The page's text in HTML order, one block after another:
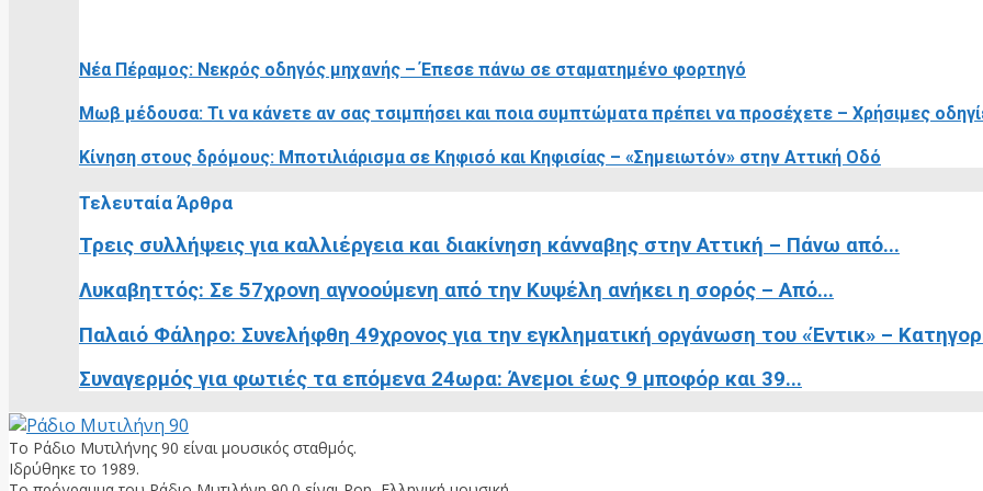
Νέα Πέραμος: Νεκρός οδηγός μηχανής – Έπεσε πάνω σε σταματημένο φορτηγό
Μωβ μέδουσα: Τι να κάνετε αν σας τσιμπήσει και ποια συμπτώματα πρέπει να προσέχετε – Χρήσιμες
Κίνηση στους δρόμους: Μποτιλιάρισμα σε Κηφισό και Κηφισίας – «Σημειωτόν» στην Αττική Οδό
Τελευταία Άρθρα
Τρεις συλλήψεις για καλλιέργεια και διακίνηση κάνναβης στην Αττική – Πάνω από...
Λυκαβηττός: Σε 57χρονη αγνοούμενη από την Κυψέλη ανήκει η σορός – Από...
Παλαιό Φάληρο: Συνελήφθη 49χρονος για την εγκληματική οργάνωση του «Έντικ» –
Συναγερμός για φωτιές τα επόμενα 24ωρα: Άνεμοι έως 9 μποφόρ και 39...
Το Ράδιο Μυτιλήνης 90 είναι μουσικός σταθμός.
Ιδρύθηκε το 1989.